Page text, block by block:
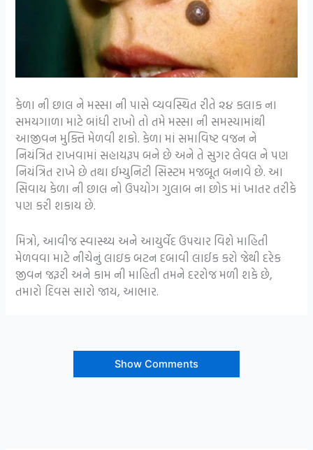
કેળા ની છાલ ને મસ્સા ની પાસે વ્યવસ્થિત રીતે ૨૪ કલાક ના
સમયગાળા માટે બાંધી રાખો તો તમે મસ્સા ની સમસ્યામાંથી
આજીવન મુક્તિ મેળવી શકો. કેળા માં સમાવિષ્ટ વજન ને
નિયંત્રિત રાખવામાં સહાયરૂપ બને છે અને તે સુગર લેવલ ને પણ
નિયંત્રિત રાખે છે તથા ઈમ્યુનિટી સિસ્ટમ મજબૂત બનાવે છે. આ
સિવાય કેળા ની છાલ નો ઉપયોગ ગુલાબ ના છોડ માં ખાતર તરીકે
પણ કરી શકાય છે.
મિત્રો, આવીજ સ્વાસ્થ્ય અને આયુર્વેદ ઉપચાર વિશે માહિતી
મેળવવા માટે નીચેનું લાઇક બટન દબાવી લાઈક કરો જેથી દરેક
જીવન જરૂરી અને કામ ની માહિતી તમને દરરોજ મળી શકે છે,
તમારો દિવસ સારો જાય, આભાર.
Show Comments